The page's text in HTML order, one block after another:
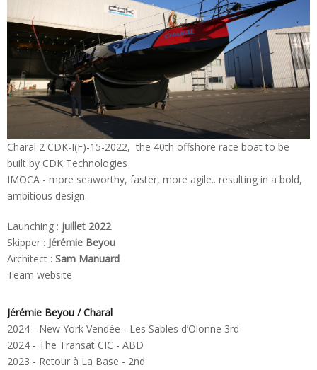
Charal 2 CDK-I(F)-15-2022, the 40th offshore race boat to be
built by CDK Technologies
IMOCA - more seaworthy, faster, more agile.. resulting in a bold,
ambitious design.
Launching : juillet 2022
Skipper : Jérémie Beyou
Architect : Sam Manuard
Team website
Jérémie Beyou / Charal
2024 - New York Vendée - Les Sables d’Olonne 3rd
2024 - The Transat CIC - ABD
2023 - Retour à La Base - 2nd